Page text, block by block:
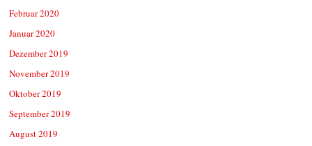
Februar 2020
Januar 2020
Dezember 2019
November 2019
Oktober 2019
September 2019
August 2019